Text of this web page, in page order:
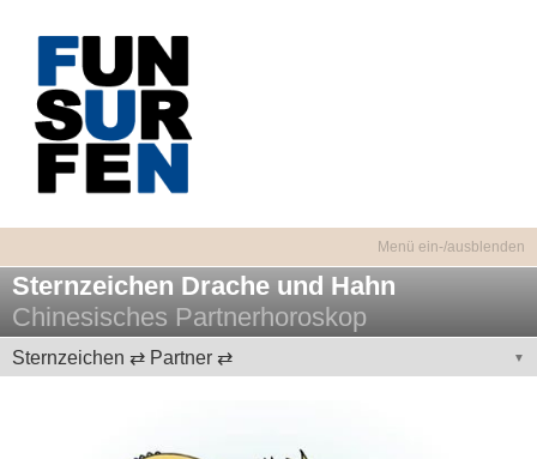
Sternzeichen Drache und Hahn
Chinesisches Partnerhoroskop
Sternzeichen ⇄ Partner ⇄